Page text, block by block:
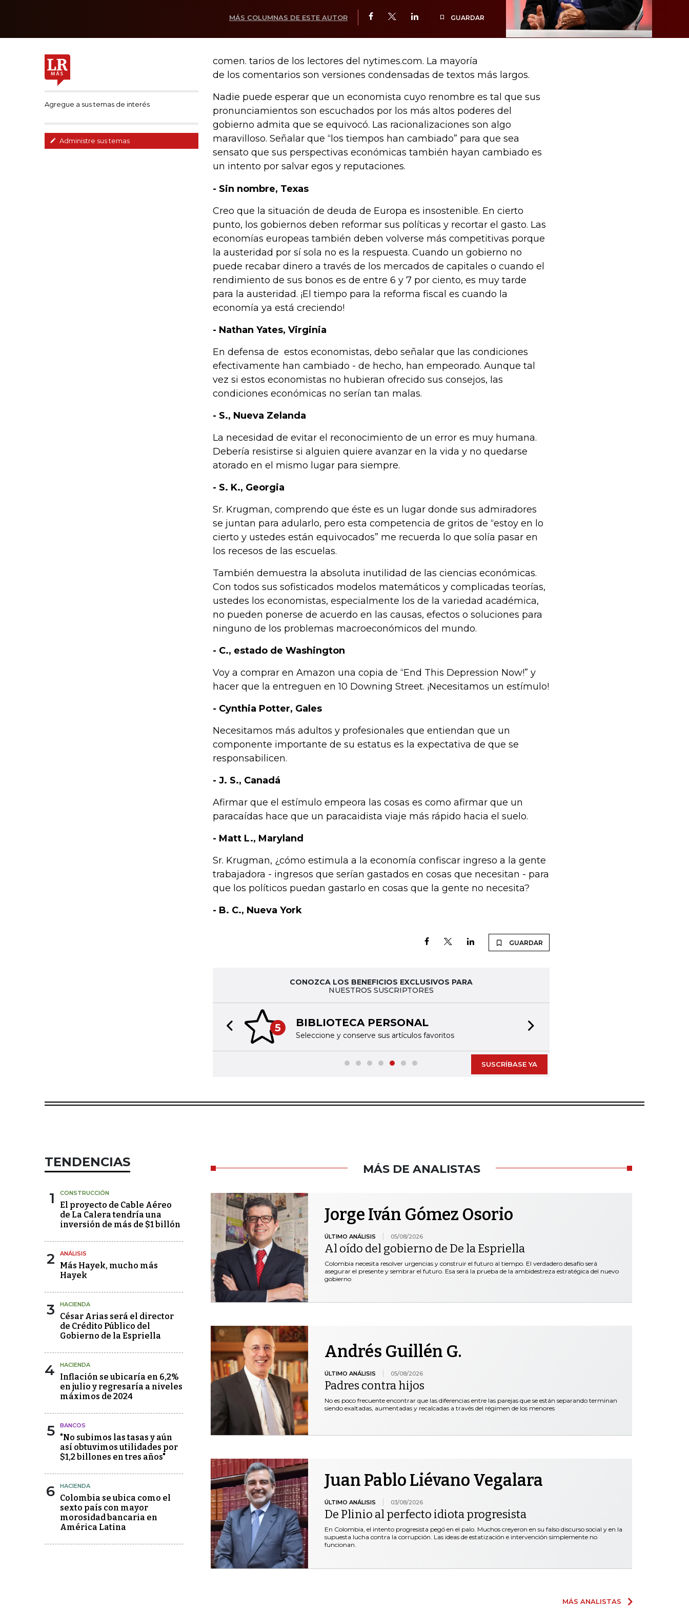
MÁS COLUMNAS DE ESTE AUTOR GUARDAR
Agregue a sus temas de interés
Administre sus temas
comen. tarios de los lectores del nytimes.com. La mayoría
de los comentarios son versiones condensadas de textos más largos.
Nadie puede esperar que un economista cuyo renombre es tal que sus
pronunciamientos son escuchados por los más altos poderes del
gobierno admita que se equivocó. Las racionalizaciones son algo
maravilloso. Señalar que “los tiempos han cambiado” para que sea
sensato que sus perspectivas económicas también hayan cambiado es
un intento por salvar egos y reputaciones.
- Sin nombre, Texas
Creo que la situación de deuda de Europa es insostenible. En cierto
punto, los gobiernos deben reformar sus políticas y recortar el gasto. Las
economías europeas también deben volverse más competitivas porque
la austeridad por sí sola no es la respuesta. Cuando un gobierno no
puede recabar dinero a través de los mercados de capitales o cuando el
rendimiento de sus bonos es de entre 6 y 7 por ciento, es muy tarde
para la austeridad. ¡El tiempo para la reforma fiscal es cuando la
economía ya está creciendo!
- Nathan Yates, Virginia
En defensa de estos economistas, debo señalar que las condiciones
efectivamente han cambiado - de hecho, han empeorado. Aunque tal
vez si estos economistas no hubieran ofrecido sus consejos, las
condiciones económicas no serían tan malas.
- S., Nueva Zelanda
La necesidad de evitar el reconocimiento de un error es muy humana.
Debería resistirse si alguien quiere avanzar en la vida y no quedarse
atorado en el mismo lugar para siempre.
- S. K., Georgia
Sr. Krugman, comprendo que éste es un lugar donde sus admiradores
se juntan para adularlo, pero esta competencia de gritos de “estoy en lo
cierto y ustedes están equivocados” me recuerda lo que solía pasar en
los recesos de las escuelas.
También demuestra la absoluta inutilidad de las ciencias económicas.
Con todos sus sofisticados modelos matemáticos y complicadas teorías,
ustedes los economistas, especialmente los de la variedad académica,
no pueden ponerse de acuerdo en las causas, efectos o soluciones para
ninguno de los problemas macroeconómicos del mundo.
- C., estado de Washington
Voy a comprar en Amazon una copia de “End This Depression Now!” y
hacer que la entreguen en 10 Downing Street. ¡Necesitamos un estímulo!
- Cynthia Potter, Gales
Necesitamos más adultos y profesionales que entiendan que un
componente importante de su estatus es la expectativa de que se
responsabilicen.
- J. S., Canadá
Afirmar que el estímulo empeora las cosas es como afirmar que un
paracaídas hace que un paracaidista viaje más rápido hacia el suelo.
- Matt L., Maryland
Sr. Krugman, ¿cómo estimula a la economía confiscar ingreso a la gente
trabajadora - ingresos que serían gastados en cosas que necesitan - para
que los políticos puedan gastarlo en cosas que la gente no necesita?
- B. C., Nueva York
GUARDAR
CONOZCA LOS BENEFICIOS EXCLUSIVOS PARA
NUESTROS SUSCRIPTORES
5 BIBLIOTECA PERSONAL
Seleccione y conserve sus artículos favoritos
Previous slide
SUSCRÍBASE YA
TENDENCIAS
1 CONSTRUCCIÓN
El proyecto de Cable Aéreo
de La Calera tendría una
inversión de más de $1 billón
2 ANÁLISIS
Más Hayek, mucho más
Hayek
3 HACIENDA
César Arias será el director
de Crédito Público del
Gobierno de la Espriella
4 HACIENDA
Inflación se ubicaría en 6,2%
en julio y regresaría a niveles
máximos de 2024
5 BANCOS
"No subimos las tasas y aún
así obtuvimos utilidades por
$1,2 billones en tres años"
6 HACIENDA
Colombia se ubica como el
sexto país con mayor
morosidad bancaria en
América Latina
MÁS DE ANALISTAS
Jorge Iván Gómez Osorio
ÚLTIMO ANÁLISIS 05/08/2026
Al oído del gobierno de De la Espriella
Colombia necesita resolver urgencias y construir el futuro al tiempo. El verdadero desafío será
asegurar el presente y sembrar el futuro. Esa será la prueba de la ambidestreza estratégica del nuevo
gobierno
Andrés Guillén G.
ÚLTIMO ANÁLISIS 05/08/2026
Padres contra hijos
No es poco frecuente encontrar que las diferencias entre las parejas que se están separando terminan
siendo exaltadas, aumentadas y recalcadas a través del régimen de los menores
Juan Pablo Liévano Vegalara
ÚLTIMO ANÁLISIS 03/08/2026
De Plinio al perfecto idiota progresista
En Colombia, el intento progresista pegó en el palo. Muchos creyeron en su falso discurso social y en la
supuesta lucha contra la corrupción. Las ideas de estatización e intervención simplemente no
funcionan.
MÁS ANALISTAS